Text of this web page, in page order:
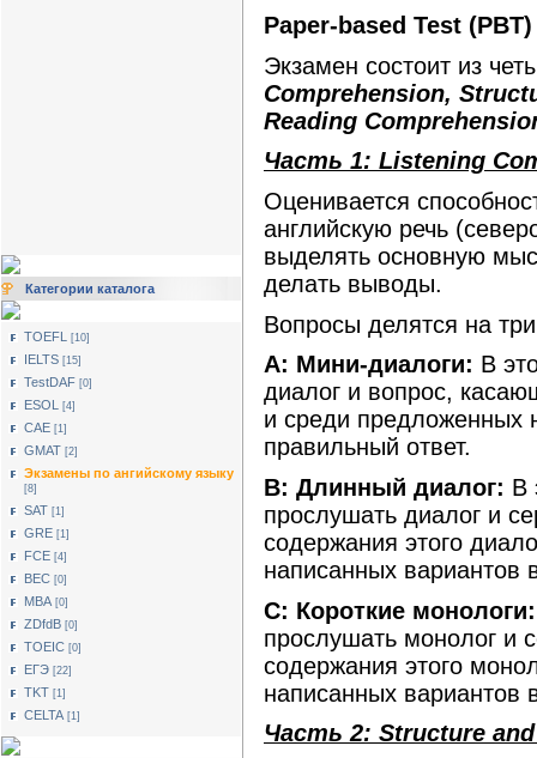
Категории каталога
TOEFL [10]
IELTS [15]
TestDAF [0]
ESOL [4]
САЕ [1]
GMAT [2]
Экзамены по ангийскому языку
[8]
SAT [1]
GRE [1]
FCE [4]
BEC [0]
MBA [0]
ZDfdB [0]
TOEIC [0]
ЕГЭ [22]
TKT [1]
CELTA [1]
Paper-based Test (PBT)
Экзамен состоит из
Comprehension,
Reading
Часть 1: Listening
Оценивается
английскую речь
выделять основную
делать выводы.
Вопросы делятся на
A: Мини-диалоги: В
диалог и вопрос,
и среди предложенных
правильный ответ.
B: Длинный диалог: В
прослушать диалог и
содержания этого
написанных вариантов
C: Короткие монологи:
прослушать монолог и
содержания этого
написанных вариантов
Часть 2: Structure